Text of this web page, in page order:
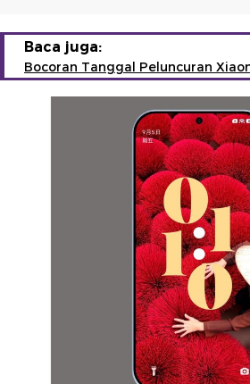
Baca juga:
Bocoran Tanggal Peluncuran